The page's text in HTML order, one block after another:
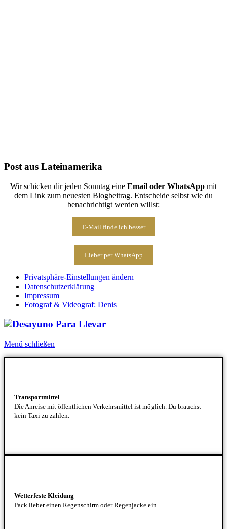
Post aus Lateinamerika
Wir schicken dir jeden Sonntag eine Email oder WhatsApp mit
dem Link zum neuesten Blogbeitrag. Entscheide selbst wie du
benachrichtigt werden willst:
E-Mail finde ich besser
Lieber per WhatsApp
Privatsphäre-Einstellungen ändern
Datenschutzerklärung
Impressum
Fotograf & Videograf: Denis
Menü schließen
Transportmittel
Die Anreise mit öffentlichen Verkehrsmittel ist möglich. Du brauchst
kein Taxi zu zahlen.
Wetterfeste Kleidung
Pack lieber einen Regenschirm oder Regenjacke ein.